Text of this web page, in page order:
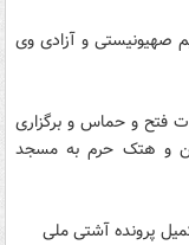
صهیونیستی و آزادی وی
فتح و حماس و برگزاری
و هتک حرم به مسجد